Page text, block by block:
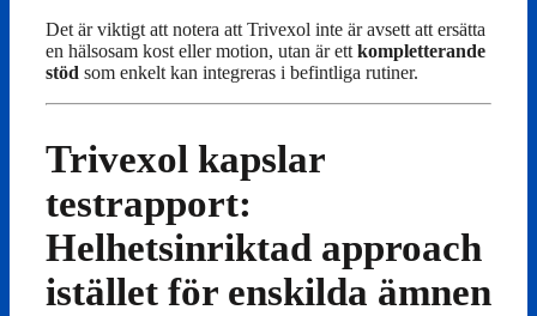
Det är viktigt att notera att Trivexol inte är avsett att ersätta
en hälsosam kost eller motion, utan är ett kompletterande
stöd som enkelt kan integreras i befintliga rutiner.
Trivexol kapslar
testrapport:
Helhetsinriktad approach
istället för enskilda ämnen